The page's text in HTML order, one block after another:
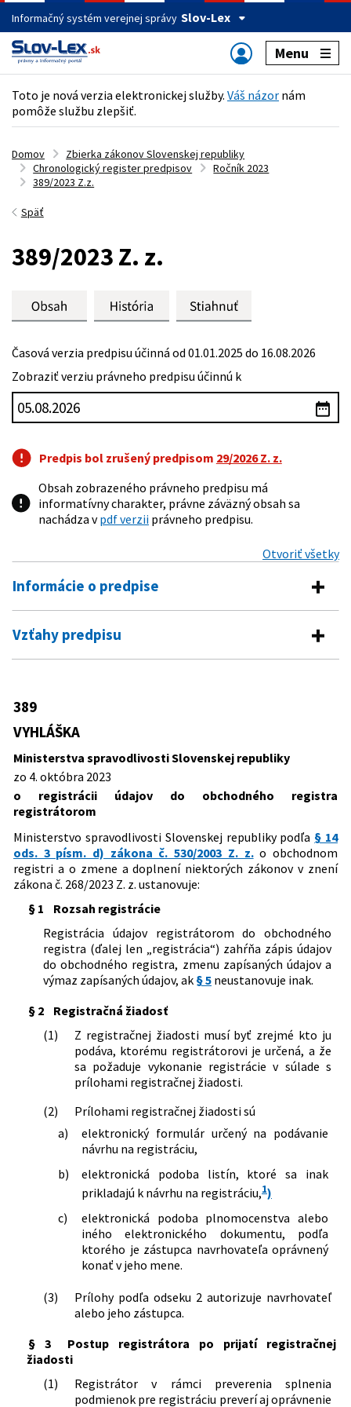
Informačný systém verejnej správy Slov-Lex
Menu
Toto je nová verzia elektronickej služby. Váš názor nám
pomôže službu zlepšiť.
Domov
Zbierka zákonov Slovenskej republiky
Chronologický register predpisov
Ročník 2023
389/2023 Z.z.
Späť
389/2023 Z. z.
Časová verzia predpisu účinná od 01.01.2025 do 16.08.2026
Zobraziť verziu právneho predpisu účinnú k
Predpis bol zrušený predpisom 29/2026 Z. z.
Obsah zobrazeného právneho predpisu má
informatívny charakter, právne záväzný obsah sa
nachádza vpdf verzii právneho predpisu.
Otvoriť všetky
Informácie o predpise
Číslo predpisu:
389/2023 Z. z.
Typ:
Dátum schválenia:
Dátum vyhlásenia: 06.10.2023
Dátum účinnosti od: 01.01.2025
Dátum účinnosti do:
Autor: Ministerstvo spravodlivosti Slovenskej republiky
Právna oblasť:
Obchodný register
Vzťahy predpisu
Predpis je menený
302/2024 Z. z.
Slovenskej republiky, ktorou sa mení a
spravodlivosti Slovenskej republiky č.
389/2023 Z. z. o registrácii údajov do
Predpis je zrušený
29/2026 Z. z.
a doplnení niektorých zákonov (zákon o
389
VYHLÁŠKA
Ministerstva spravodlivosti Slovenskej republiky
zo 4. októbra 2023
o registrácii údajov do obchodného registra
registrátorom
Ministerstvo spravodlivosti Slovenskej republiky podľa § 14
ods. 3 písm. d) zákona č. 530/2003 Z. z.o obchodnom
registri a o zmene a doplnení niektorých zákonov v znení
zákona č. 268/2023 Z. z. ustanovuje:
§ 1
Rozsah registrácie
Registrácia údajov registrátorom do obchodného
registra (ďalej len „registrácia“) zahŕňa zápis údajov
do obchodného registra, zmenu zapísaných údajov a
výmaz zapísaných údajov, ak § 5 neustanovuje inak.
§ 2
Registračná žiadosť
(1)
Z registračnej žiadosti musí byť zrejmé kto ju
podáva, ktorému registrátorovi je určená, a že
sa požaduje vykonanie registrácie v súlade s
prílohami registračnej žiadosti.
(2)
Prílohami registračnej žiadosti sú
a)
elektronický formulár určený na podávanie
návrhu na registráciu,
b)
elektronická podoba listín, ktoré sa inak
prikladajú k návrhu na registráciu,1)
c)
elektronická podoba plnomocenstva alebo
iného elektronického dokumentu, podľa
ktorého je zástupca navrhovateľa oprávnený
konať v jeho mene.
(3)
Prílohy podľa odseku 2 autorizuje navrhovateľ
alebo jeho zástupca.
§ 3
Postup registrátora po prijatí registračnej
žiadosti
(1)
Registrátor v rámci preverenia splnenia
podmienok pre registráciu preverí aj oprávnenie